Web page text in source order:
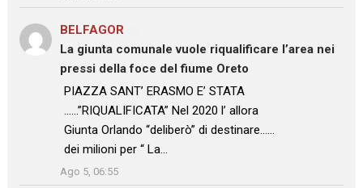
BELFAGOR
La giunta comunale vuole riqualificare l’area nei
pressi della foce del fiume Oreto
: “PIAZZA SANT’ ERASMO E’ STATA
……”RIQUALIFICATA” Nel 2020 l’ allora
Giunta Orlando “deliberò” di destinare……
dei milioni per “ La…
”
Ago 5, 06:55